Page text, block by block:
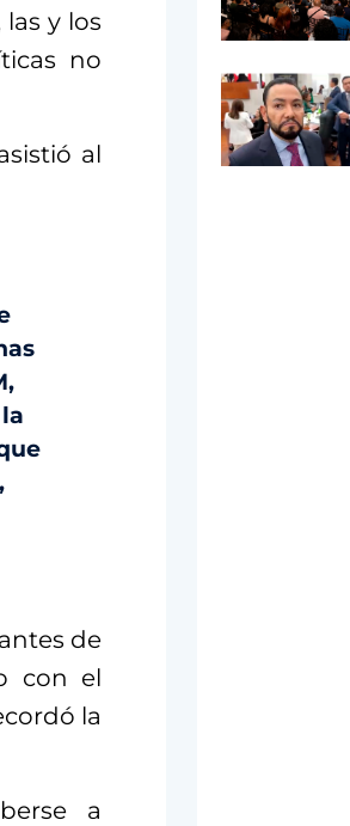
y los
no
al
de
con el
la
a